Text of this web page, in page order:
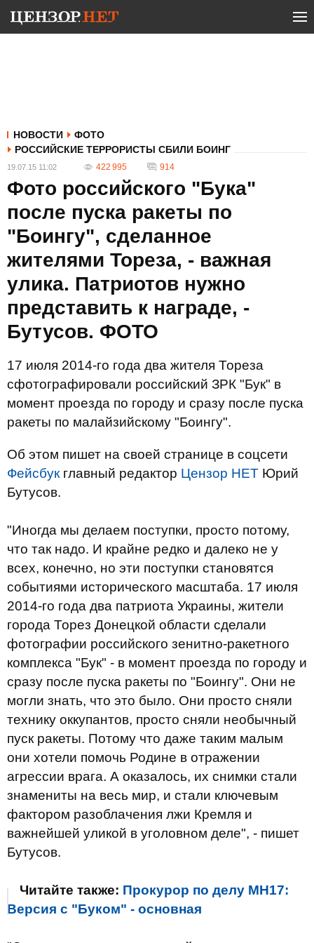
НОВОСТИ
ФОТО
РОССИЙСКИЕ ТЕРРОРИСТЫ СБИЛИ БОИНГ
19.07.15 11:02 422 995 914
Фото российского "Бука"
после пуска ракеты по
"Боингу", сделанное
жителями Тореза, - важная
улика. Патриотов нужно
представить к награде, -
Бутусов. ФОТО
17 июля 2014-го года два жителя Тореза
сфотографировали российский ЗРК "Бук" в
момент проезда по городу и сразу после пуска
ракеты по малайзийскому "Боингу".
Об этом пишет на своей странице в соцсети
Фейсбук главный редактор Цензор НЕТ Юрий
Бутусов.
"Иногда мы делаем поступки, просто потому,
что так надо. И крайне редко и далеко не у
всех, конечно, но эти поступки становятся
событиями исторического масштаба. 17 июля
2014-го года два патриота Украины, жители
города Торез Донецкой области сделали
фотографии российского зенитно-ракетного
комплекса "Бук" - в момент проезда по городу и
сразу после пуска ракеты по "Боингу". Они не
могли знать, что это было. Они просто сняли
технику оккупантов, просто сняли необычный
пуск ракеты. Потому что даже таким малым
они хотели помочь Родине в отражении
агрессии врага. А оказалось, их снимки стали
знамениты на весь мир, и стали ключевым
фактором разоблачения лжи Кремля и
важнейшей уликой в уголовном деле", - пишет
Бутусов.
Читайте также: Прокурор по делу MH17:
Версия с "Буком" - основная